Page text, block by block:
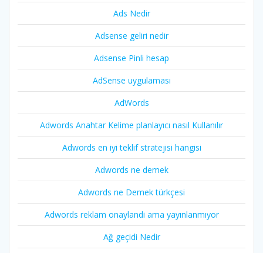
Ads Nedir
Adsense geliri nedir
Adsense Pinli hesap
AdSense uygulaması
AdWords
Adwords Anahtar Kelime planlayıcı nasıl Kullanılır
Adwords en iyi teklif stratejisi hangisi
Adwords ne demek
Adwords ne Demek türkçesi
Adwords reklam onaylandi ama yayınlanmıyor
Ağ geçidi Nedir